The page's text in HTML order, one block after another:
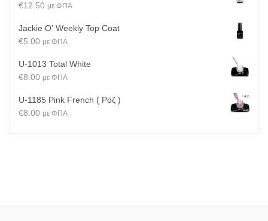
€12.50 με ΦΠΑ
Jackie O' Weekly Top Coat
€5.00 με ΦΠΑ
U-1013 Total White
€8.00 με ΦΠΑ
U-1185 Pink French ( Ροζ )
€8.00 με ΦΠΑ